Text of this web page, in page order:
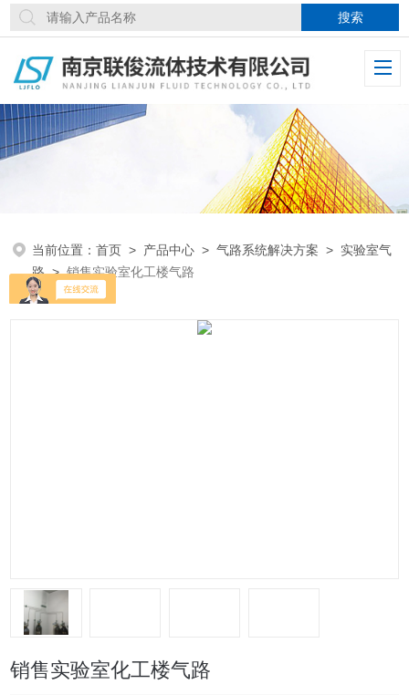
当前位置：首页 > 产品中心 >气路系统解决方案 > 实验室气
路>销售实验室化工楼气路
销售实验室化工楼气路